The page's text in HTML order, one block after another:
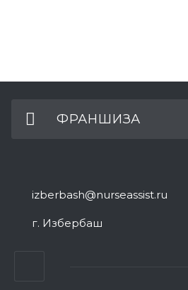
ФРАНШИЗА
izberbash@nurseassist.ru
г. Избербаш